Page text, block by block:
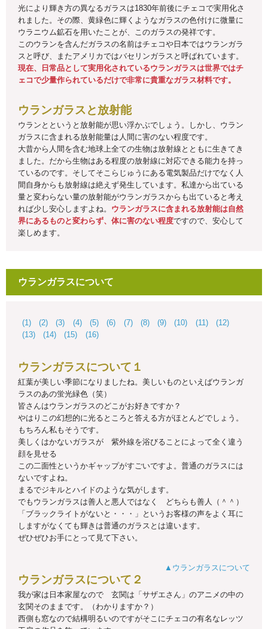
光により輝き方の異なるガラスは1830年前後にチェコで実用化さ
れました。その際、黄緑色に輝くようなガラスの色付けに微量に
ウラニウム鉱石を用いたことが、このガラスの発祥です。
このウランを含んだガラスの名前はチェコや日本ではウランガラ
スと呼び、またアメリカではバセリンガラスと呼ばれています。
現在、日常品として実用化されているウランガラスは世界ではチ
ェコで少量作られているだけで非常に貴重なガラス材料です。
ウランガラスと放射能
ウランとというと放射能が思い浮かぶでしょう。しかし、ウラン
ガラスに含まれる放射能量は人間に害のない程度です。
大昔から人間を含む地球上全ての生物は放射線とともに生きてき
ました。だから生物はある程度の放射線に対応できる能力を持っ
ているのです。そしてそこらじゅうにある電気製品だけでなく人
間自身からも放射線は絶えず発生しています。私達から出ている
量と変わらない量の放射能がウランガラスからも出ていると考え
れば少し安心しますよね。 ウランガラスに含まれる放射能は自然
界にあるものと変わらず、体に害のない程度ですので、安心して
楽しめます。
ウランガラスについて
(1) (2) (3) (4) (5) (6) (7) (8) (9) (10) (11)
(12)
(13)
(14) (15) (16)
ウランガラスについて１
紅葉が美しい季節になりましたね。美しいものといえばウランガ
ラスのあの蛍光緑色（笑）
皆さんはウランガラスのどこがお好きですか？
やはりこの幻想的に光るところと答える方がほとんどでしょう。
もちろん私もそうです。
美しくはかないガラスが 紫外線を浴びることによって全く違う
顔を見せる
この二面性というかギャップがすごいですよ。普通のガラスには
ないですよね。
まるでジキルとハイドのような気がします。
でもウランガラスは善人と悪人ではなく どちらも善人（＾＾）
「ブラックライトがないと・・・」というお客様の声をよく耳に
しますがなくても輝きは普通のガラスとは違います。
ぜひぜひお手にとって見て下さい。
▲ウランガラスについて
ウランガラスについて２
我が家は日本家屋なので 玄関は「サザエさん」のアニメの中の
玄関そのままです。（わかりますか？）
西側も窓なので結構明るいのですがそこにチェコの有名なレッツ